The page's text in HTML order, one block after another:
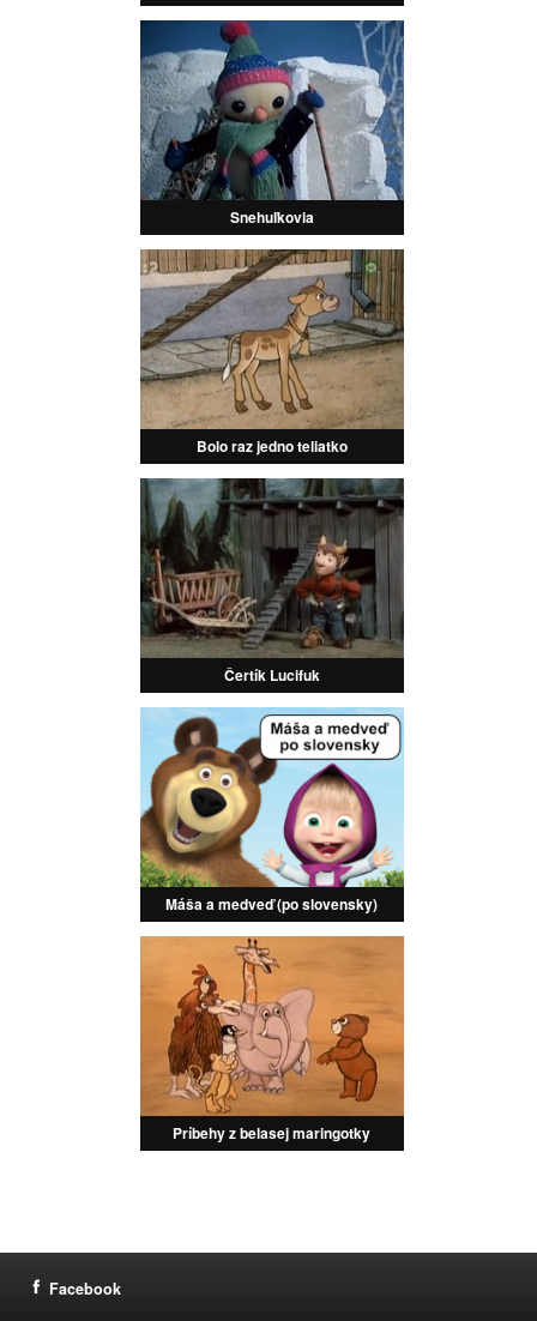
Snehuľkovia
Bolo raz jedno teliatko
Čertík Lucifuk
Máša a medveď (po slovensky)
Príbehy z belasej maringotky
Facebook